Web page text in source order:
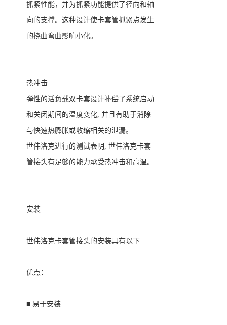
抓紧性能，并为抓紧功能提供了径向和轴
向的支撑。这种设计使卡套管抓紧点发生
的挠曲弯曲影响小化。
热冲击
弹性的活负载双卡套设计补偿了系统启动
和关闭期间的温度变化, 并且有助于消除
与快速热膨胀或收缩相关的泄漏。
世伟洛克进行的测试表明 , 世伟洛克卡套
管接头有足够的能力承受热冲击和高温。
安装
世伟洛克卡套管接头的安装具有以下
优点：
■ 易于安装